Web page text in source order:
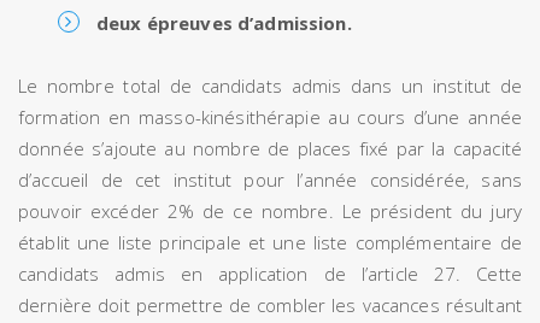
deux épreuves d’admission.
Le nombre total de candidats admis dans un institut de
formation en masso-kinésithérapie au cours d’une année
donnée s’ajoute au nombre de places fixé par la capacité
d’accueil de cet institut pour l’année considérée, sans
pouvoir excéder 2% de ce nombre. Le président du jury
établit une liste principale et une liste complémentaire de
candidats admis en application de l’article 27. Cette
dernière doit permettre de combler les vacances résultant